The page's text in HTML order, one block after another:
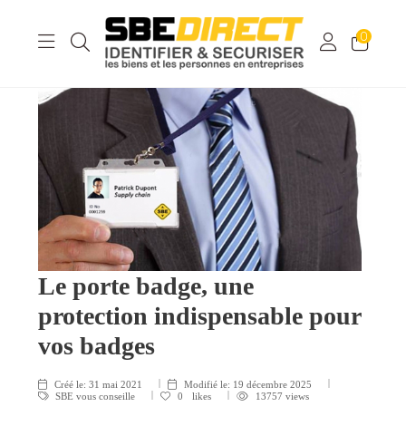
0
Le porte badge, une
protection indispensable pour
vos badges
Créé le: 31 mai 2021 Modifié le: 19 décembre 2025
SBE vous conseille
0 likes 13757 views